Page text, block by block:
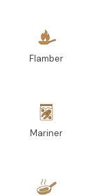
Flamber
Mariner